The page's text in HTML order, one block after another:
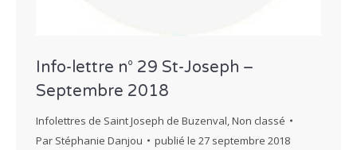
Info-lettre n° 29 St-Joseph –
Septembre 2018
Infolettres de Saint Joseph de Buzenval,Non classé
Par Stéphanie Danjou publié le 27 septembre 2018